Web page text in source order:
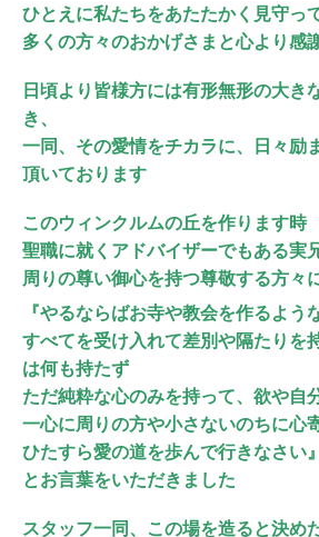
ひとえに私たちをあたたかく見守っ
多くの方々のおかげさまと心より感
日頃より皆様方には有形無形の大き
き、
一同、その愛情をチカラに、日々励
頂いております
このウィンクルムの丘を作ります時
聖職に就くアドバイザーでもある実
周りの尊い御心を持つ尊敬する方々
『やるならばお寺や教会を作るよう
すべてを受け入れて差別や隔たりを
は何も持たず
ただ純粋な心のみを持って、欲や自
一心に周りの方や小さないのちに心
ひたすら愛の道を歩んで行きなさい』
とお言葉をいただきました
スタッフ一同、この場を造ると決め